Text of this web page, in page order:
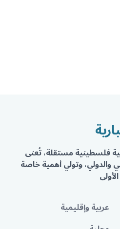
فلسطينية مستقلة، تُعنى
والدولي، وتولي أهمية خاصة
عربية وإقليمية